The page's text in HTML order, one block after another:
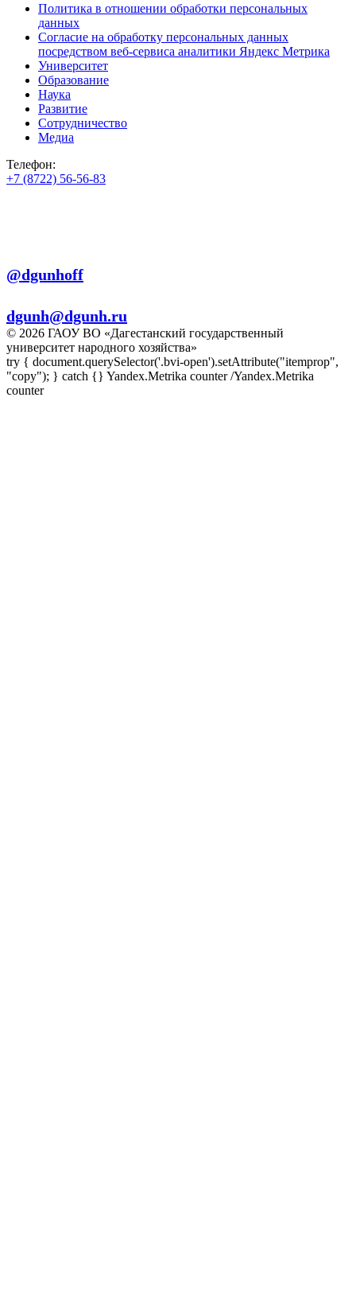
Политика в отношении обработки персональных
данных
Согласие на обработку персональных данных
посредством веб-сервиса аналитики Яндекс Метрика
Университет
Образование
Наука
Развитие
Сотрудничество
Медиа
Телефон:
+7 (8722) 56-56-83
@dgunhoff
dgunh@dgunh.ru
© 2026 ГАОУ ВО «Дагестанский государственный
университет народного хозяйства»
try { document.querySelector('.bvi-open').setAttribute("itemprop",
"copy"); } catch {} Yandex.Metrika counter/Yandex.Metrika
counter